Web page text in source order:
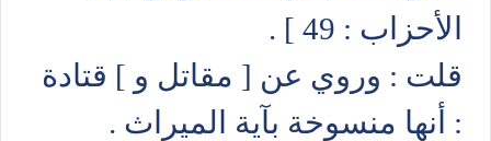
الأحزاب : 49 ] .
قلت : وروي عن [ مقاتل و ] قتادة
: أنها منسوخة بآية الميراث .